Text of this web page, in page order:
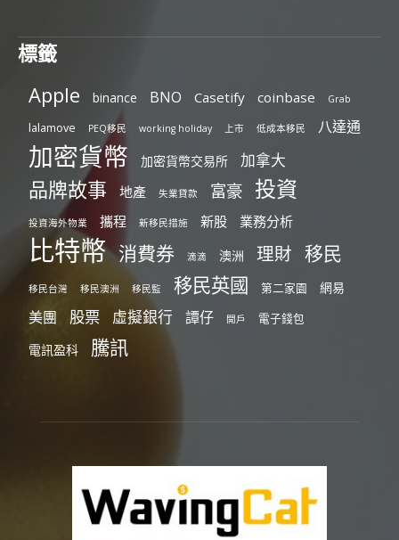
標籤
Apple binance BNO Casetify coinbase Grab
lalamove PEQ移民 working holiday 上市 低成本移民 八達通
加密貨幣 加密貨幣交易所 加拿大
品牌故事 地產 失業貸款 富豪 投資
投資海外物業 攜程 新移民措施 新股 業務分析
比特幣 消費券 滴滴 澳洲 理財 移民
移民台灣 移民澳洲 移民監 移民英國 第二家園 網易
美團 股票 虛擬銀行 譚仔 開戶 電子錢包
電訊盈科 騰訊